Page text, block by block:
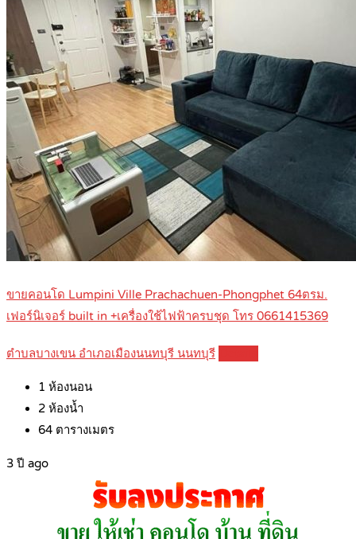
ขายคอนโด Lumpini Ville Prachachuen-Phongphet 64ตรม.
เฟอร์นิเจอร์ built in +เครื่องใช้ไฟฟ้าครบชุด โทร 0661415369
ตำบลบางเขน อำเภอเมืองนนทบุรี นนทบุรี
1 ห้องนอน
2 ห้องน้ำ
64 ตารางเมตร
3 ปี ago